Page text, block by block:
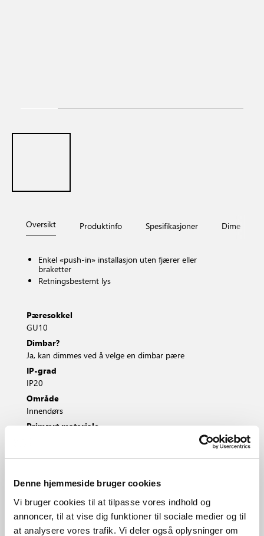
Denne hjemmeside bruger cookies
Vi bruger cookies til at tilpasse vores indhold og
annoncer, til at vise dig funktioner til sociale medier og til
at analysere vores trafik. Vi deler også oplysninger om
Oversikt Produktinfo Spesifikasjoner
Enkel «push-in» installasjon uten fjærer eller
braketter
Retningsbestemt lys
Pæresokkel
GU10
Dimbar?
Ja, kan dimmes ved å velge en dimbar pære
IP-grad
IP20
Område
Innendørs
Primært materiale